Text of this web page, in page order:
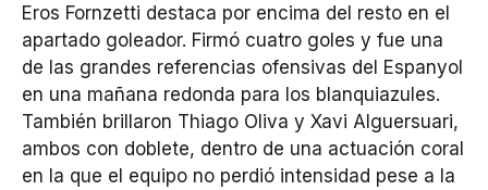
Eros Fornzetti destaca por encima del resto en el
apartado goleador. Firmó cuatro goles y fue una
de las grandes referencias ofensivas del Espanyol
en una mañana redonda para los blanquiazules.
También brillaron Thiago Oliva y Xavi Alguersuari,
ambos con doblete, dentro de una actuación coral
en la que el equipo no perdió intensidad pese a la